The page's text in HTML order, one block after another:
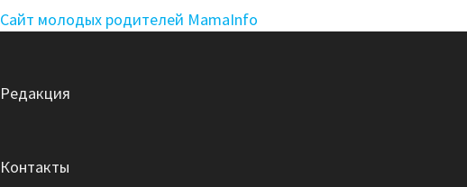
Сайт молодых родителей MamaInfo
Редакция
Контакты